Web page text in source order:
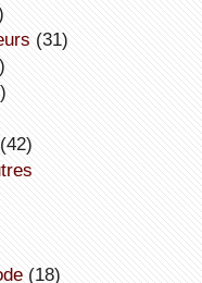
(31)
(18)